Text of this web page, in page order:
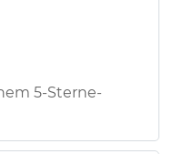
5-Sterne-